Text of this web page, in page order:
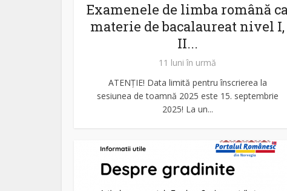
Examenele de limba română
materie de bacalaureat nivel I,
II...
11 luni în urmă
ATENȚIE! Data limită pentru înscrierea la
sesiunea de toamnă 2025 este 15. septembrie
2025! La un...